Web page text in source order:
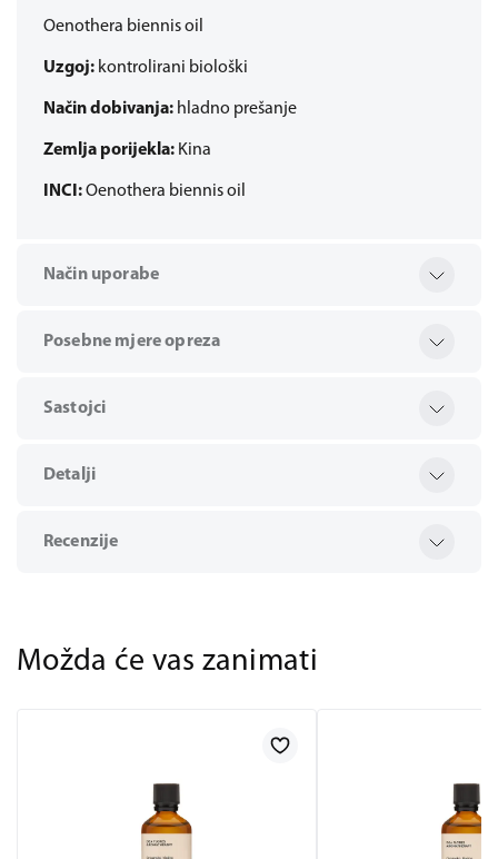
Oenothera biennis oil
Uzgoj: kontrolirani biološki
Način dobivanja: hladno prešanje
Zemlja porijekla: Kina
INCI:Oenothera biennis oil
Način uporabe
Posebne mjere opreza
Sastojci
Detalji
Recenzije
Možda će vas zanimati